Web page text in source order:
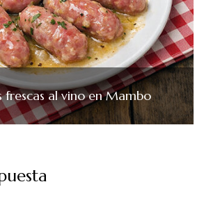
frescas al vino en Mambo